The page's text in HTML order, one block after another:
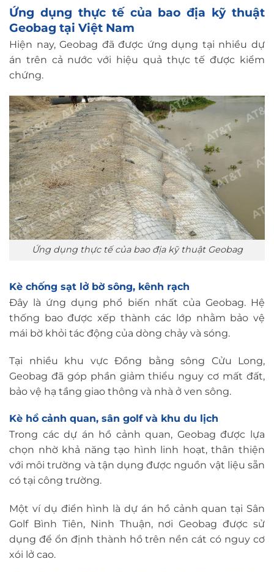
Ứng dụng thực tế của bao địa kỹ thuật
Geobag tại Việt Nam
Hiện nay, Geobag đã được ứng dụng tại nhiều dự
án trên cả nước với hiệu quả thực tế được kiểm
chứng.
Ứng dụng thực tế của bao địa kỹ thuật Geobag
Kè chống sạt lở bờ sông, kênh rạch
Đây là ứng dụng phổ biến nhất của Geobag. Hệ
thống bao được xếp thành các lớp nhằm bảo vệ
mái bờ khỏi tác động của dòng chảy và sóng.
Tại nhiều khu vực Đồng bằng sông Cửu Long,
Geobag đã góp phần giảm thiểu nguy cơ mất đất,
bảo vệ hạ tầng giao thông và nhà ở ven sông.
Kè hồ cảnh quan, sân golf và khu du lịch
Trong các dự án hồ cảnh quan, Geobag được lựa
chọn nhờ khả năng tạo hình linh hoạt, thân thiện
với môi trường và tận dụng được nguồn vật liệu sẵn
có tại công trường.
Một ví dụ điển hình là dự án hồ cảnh quan tại Sân
Golf Bình Tiên, Ninh Thuận, nơi Geobag được sử
dụng để ổn định thành hồ trên nền cát có nguy cơ
xói lở cao.